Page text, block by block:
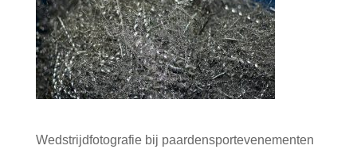
Wedstrijdfotografie bij paardensportevenementen